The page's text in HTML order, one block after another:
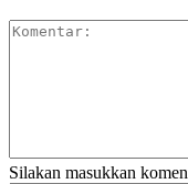
Silakan masukkan